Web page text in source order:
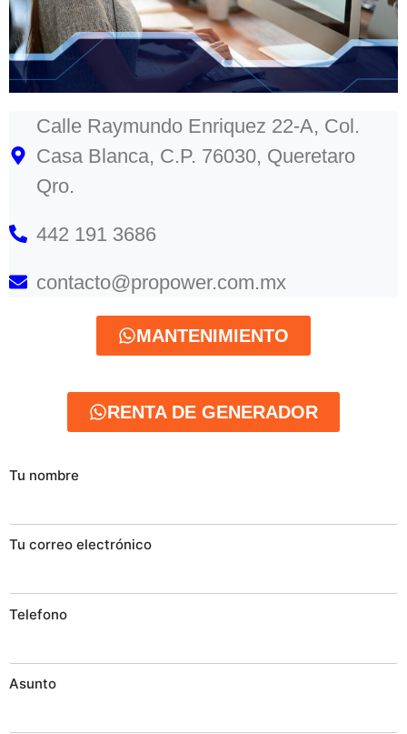
Calle Raymundo Enriquez 22-A, Col.
Casa Blanca, C.P. 76030, Queretaro
Qro.
442 191 3686
contacto@propower.com.mx
MANTENIMIENTO
RENTA DE GENERADOR
Tu nombre
Tu correo electrónico
Telefono
Asunto